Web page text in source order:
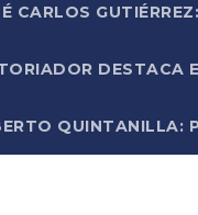
CARLOS
DESTACA
QUINTANILLA: